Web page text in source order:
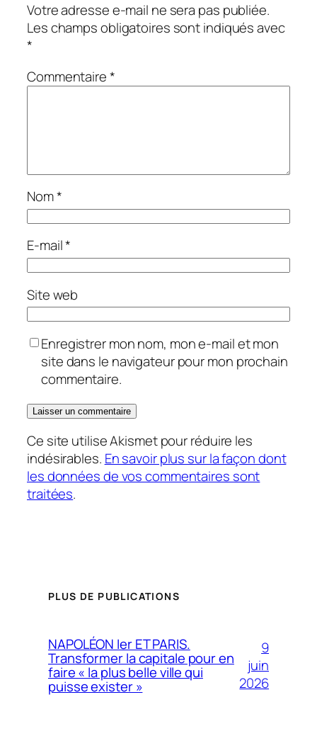
Votre adresse e-mail ne sera pas publiée.
Les champs obligatoires sont indiqués avec
*
Commentaire*
Nom*
E-mail*
Site web
Enregistrer mon nom, mon e-mail et mon
site dans le navigateur pour mon prochain
commentaire.
Ce site utilise Akismet pour réduire les
indésirables. En savoir plus sur la façon dont
les données de vos commentaires sont
traitées.
PLUS DE PUBLICATIONS
NAPOLÉON Ier ET PARIS.
Transformer la capitale pour en
faire « la plus belle ville qui
puisse exister »
9
juin
2026